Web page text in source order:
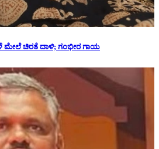
ಮೇಲೆ ಚಿರತೆ ದಾಳಿ; ಗಂಭೀರ ಗಾಯ